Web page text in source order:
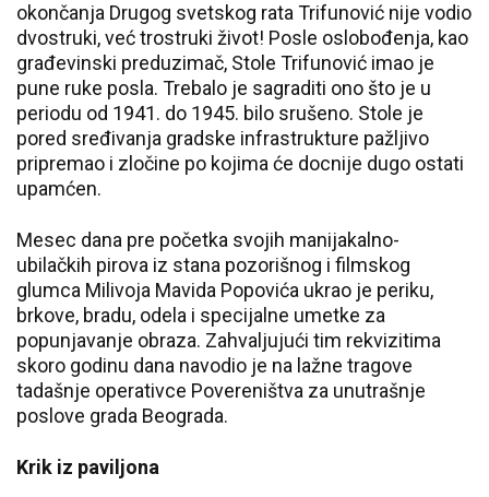
okončanja Drugog svetskog rata Trifunović nije vodio
dvostruki, već trostruki život! Posle oslobođenja, kao
građevinski preduzimač, Stole Trifunović imao je
pune ruke posla. Trebalo je sagraditi ono što je u
periodu od 1941. do 1945. bilo srušeno. Stole je
pored sređivanja gradske infrastrukture pažljivo
pripremao i zločine po kojima će docnije dugo ostati
upamćen.
Mesec dana pre početka svojih manijakalno-
ubilačkih pirova iz stana pozorišnog i filmskog
glumca Milivoja Mavida Popovića ukrao je periku,
brkove, bradu, odela i specijalne umetke za
popunjavanje obraza. Zahvaljujući tim rekvizitima
skoro godinu dana navodio je na lažne tragove
tadašnje operativce Povereništva za unutrašnje
poslove grada Beograda.
Krik iz paviljona